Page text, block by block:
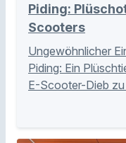
Piding:
Scooters
Ungewöhnlicher
Piding: Ein
E-Scooter-Dieb